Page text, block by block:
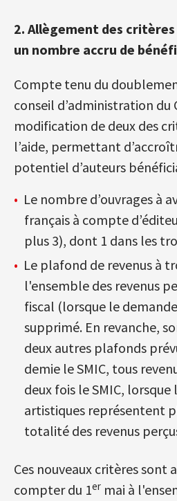
2. Allègement des
un nombre accru de
Compte tenu du
conseil d’administration du
modification de deux des
l’aide, permettant
potentiel d’auteurs
Le nombre d’ouvrages à
français à compte
plus 3), dont 1 dans les
Le plafond de revenus à
l'ensemble des revenus
fiscal (lorsque le
supprimé. En revanche,
deux autres plafonds
demie le SMIC, tous
deux fois le SMIC, lorsque
artistiques représentent
totalité des revenus
Ces nouveaux critères sont
compter du 1er mai à